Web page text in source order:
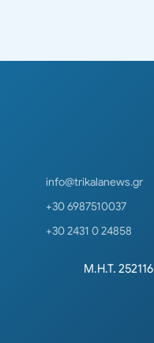
info@trikalanews.gr
+30 6987510037
+30 2431 0 24858
Μ.Η.Τ. 252116